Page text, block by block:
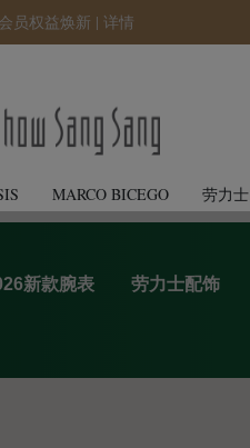
员权益焕新 | 详情
MARCO BICEGO 劳力士
新款腕表 劳力士配饰